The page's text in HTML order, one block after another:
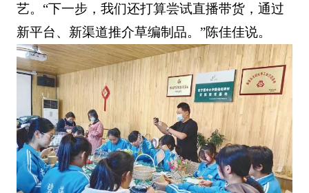
艺。“下一步，我们还打算尝试直播带货，通过
新平台、新渠道推介草编制品。”陈佳佳说。